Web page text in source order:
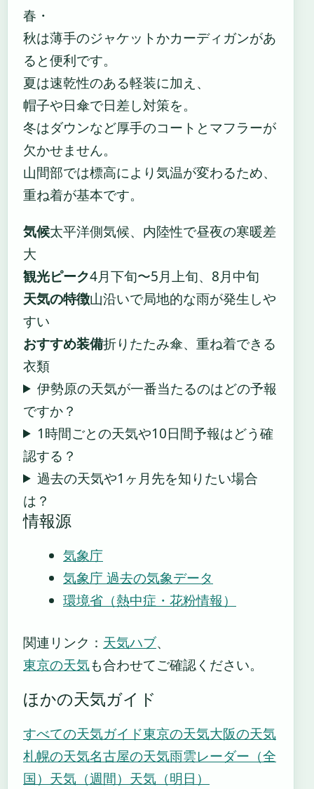
春・
秋は薄手のジャケットかカーディガンがあ
ると便利です。
夏は速乾性のある軽装に加え、
帽子や日傘で日差し対策を。
冬はダウンなど厚手のコートとマフラーが
欠かせません。
山間部では標高により気温が変わるため、
重ね着が基本です。
気候太平洋側気候、内陸性で昼夜の寒暖差
大
観光ピーク4月下旬〜5月上旬、8月中旬
天気の特徴山沿いで局地的な雨が発生しや
すい
おすすめ装備折りたたみ傘、重ね着できる
衣類
伊勢原の天気が一番当たるのはどの予報
ですか？
1時間ごとの天気や10日間予報はどう確
認する？
過去の天気や1ヶ月先を知りたい場合
は？
情報源
気象庁
気象庁 過去の気象データ
環境省（熱中症・花粉情報）
関連リンク： 天気ハブ、
東京の天気も合わせてご確認ください。
ほかの天気ガイド
すべての天気ガイド東京の天気大阪の天気
札幌の天気名古屋の天気雨雲レーダー（全
国） 天気（週間） 天気（明日）